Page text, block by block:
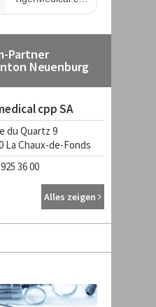
Partner
Neuenburg
cpp SA
du Quartz 9
La Chaux-de-Fonds
36 00
Alles zeigen